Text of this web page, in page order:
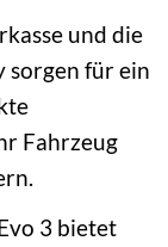
und die
sorgen für ein
Fahrzeug
3 bietet